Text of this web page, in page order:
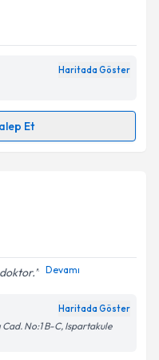
ilişkin
ediyorum.
Haritada Göster
Et
talebi oluşturun.
için bir takvim
ilişkinAydınlatma
Devamı
Haritada Göster
No:1 B-C, Ispartakule